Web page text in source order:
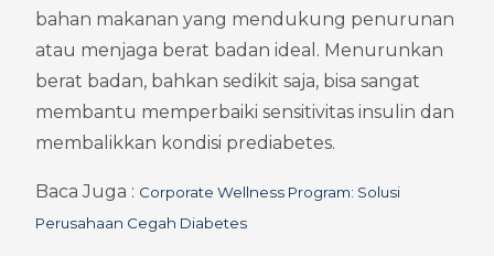
bahan makanan yang mendukung penurunan
atau menjaga berat badan ideal. Menurunkan
berat badan, bahkan sedikit saja, bisa sangat
membantu memperbaiki sensitivitas insulin dan
membalikkan kondisi prediabetes.
Baca Juga : Corporate Wellness Program: Solusi
Perusahaan Cegah Diabetes